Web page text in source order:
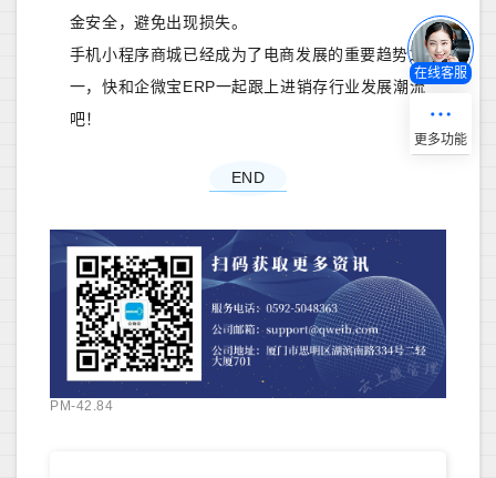
金安全，避免出现损失。
手机小程序商城已经成为了电商发展的重要趋势之
一，快和企微宝ERP一起跟上进销存行业发展潮流
吧！
END
PM-42.84
在线客服